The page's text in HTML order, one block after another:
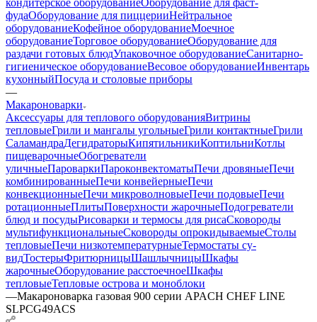
кондитерское оборудованиеОборудование для фаст-
фудаОборудование для пиццерииНейтральное
оборудованиеКофейное оборудованиеМоечное
оборудованиеТорговое оборудованиеОборудование для
раздачи готовых блюдУпаковочное оборудованиеСанитарно-
гигиеническое оборудованиеВесовое оборудованиеИнвентарь
кухонныйПосуда и столовые приборы
—
Макароноварки
Аксессуары для теплового оборудованияВитрины
тепловыеГрили и мангалы угольныеГрили контактныеГрили
СаламандраДегидраторыКипятильникиКоптильниКотлы
пищеварочныеОбогреватели
уличныеПароваркиПароконвектоматыПечи дровяныеПечи
комбинированныеПечи конвейерныеПечи
конвекционныеПечи микроволновыеПечи подовыеПечи
ротационныеПлитыПоверхности жарочныеПодогреватели
блюд и посудыРисоварки и термосы для рисаСковороды
мультифункциональныеСковороды опрокидываемыеСтолы
тепловыеПечи низкотемпературныеТермостаты су-
видТостерыФритюрницыШашлычницыШкафы
жарочныеОборудование расстоечноеШкафы
тепловыеТепловые острова и моноблоки
—Макароноварка газовая 900 серии APACH CHEF LINE
SLPCG49ACS